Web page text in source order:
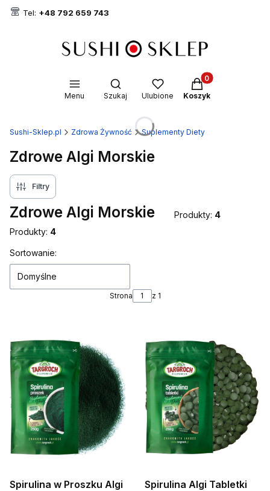
Tel: +48 792 659 743
Menu
Otwórz wyszukiwarkę
Szukaj Ulubione
Produkty w
Koszyk
Sushi-Sklep.pl Zdrowa Żywność Suplementy Diety
Zdrowe Algi Morskie
Filtry
Zdrowe Algi Morskie Produkty: 4
Produkty: 4
Lista produktów
Sortowanie:
Domyślne
Strona z 1
Spirulina w Proszku Algi
Spirulina Algi Tabletki